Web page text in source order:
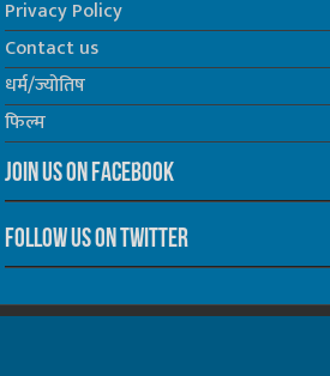
Privacy Policy
Contact us
धर्म/ज्योतिष
फिल्म
Join us on Facebook
Follow us on Twitter